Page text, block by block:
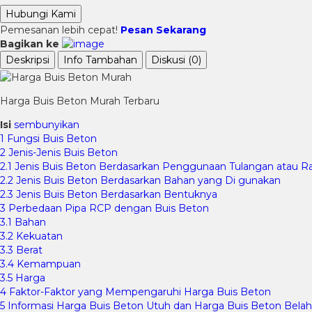
Hubungi Kami
Pemesanan lebih cepat! Pesan Sekarang
Bagikan ke
Deskripsi
Info Tambahan Diskusi (0)
Harga Buis Beton Murah Terbaru
Isi sembunyikan
1 Fungsi Buis Beton
2 Jenis-Jenis Buis Beton
2.1 Jenis Buis Beton Berdasarkan Penggunaan Tulangan atau
2.2 Jenis Buis Beton Berdasarkan Bahan yang Di gunakan
2.3 Jenis Buis Beton Berdasarkan Bentuknya
3 Perbedaan Pipa RCP dengan Buis Beton
3.1 Bahan
3.2 Kekuatan
3.3 Berat
3.4 Kemampuan
3.5 Harga
4 Faktor-Faktor yang Mempengaruhi Harga Buis Beton
5 Informasi Harga Buis Beton Utuh dan Harga Buis Beton Belah